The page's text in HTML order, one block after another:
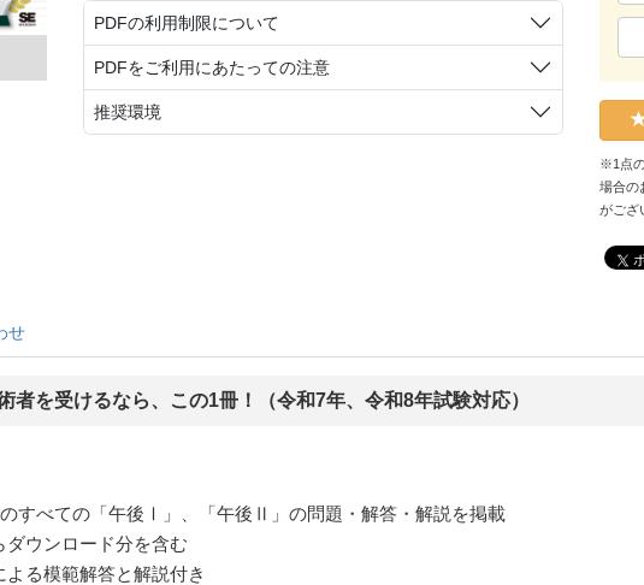
PDFの利用制限について
PDFをご利用にあたっての注意
推奨環境
※1点
場合の
がござ
せ
者を受けるなら、この1冊！（令和7年、令和8年試験対応）
のすべての「午後Ⅰ」、「午後Ⅱ」の問題・解答・解説を掲載
ウンロード分を含む
よる模範解答と解説付き